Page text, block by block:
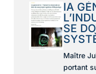
IA
SE
Maître
portant